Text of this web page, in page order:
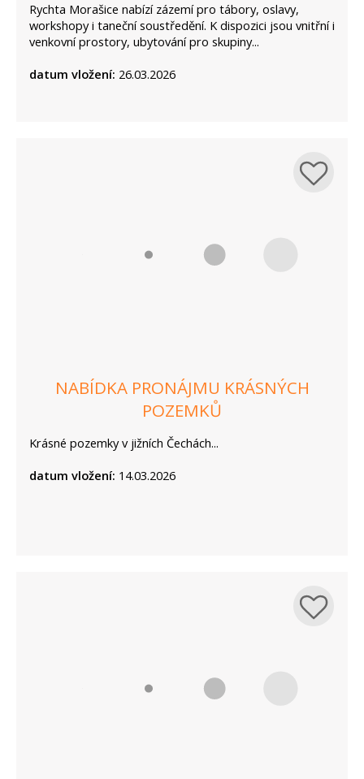
Rychta Morašice nabízí zázemí pro tábory, oslavy,
workshopy i taneční soustředění. K dispozici jsou vnitřní i
venkovní prostory, ubytování pro skupiny...
datum vložení: 26.03.2026
NABÍDKA PRONÁJMU KRÁSNÝCH
POZEMKŮ
Krásné pozemky v jižních Čechách...
datum vložení: 14.03.2026